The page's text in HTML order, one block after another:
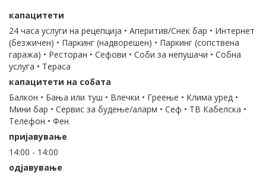
капацитети
24 часа услуги на рецепција • Аперитив/Снек бар • Интернет
(безжичен) • Паркинг (надворешен) • Паркинг (сопствена
гаража) • Ресторан • Сефови • Соби за непушачи • Собна
услуга • Тераса
капацитети на собата
Балкон • Бања или туш • Влечки • Греење • Клима уред •
Мини бар • Сервис за будење/аларм • Сеф • ТВ Кабелска •
Телефон • Фен
пријавување
14:00 - 14:00
одјавување